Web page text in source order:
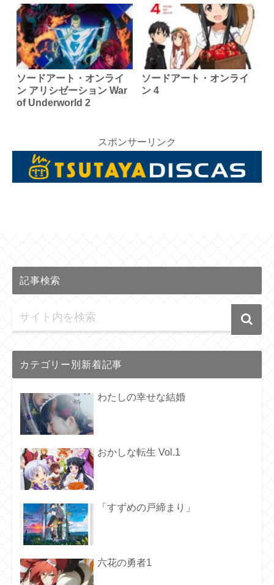
ソードアート・オンライ
ン アリシゼーション War
of Underworld 2
ソードアート・オンライ
ン 4
スポンサーリンク
記事検索
カテゴリー別新着記事
わたしの幸せな結婚
おかしな転生 Vol.1
「すずめの戸締まり」
六花の勇者1